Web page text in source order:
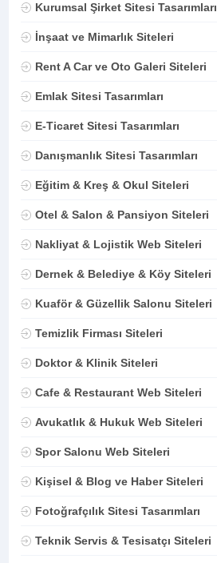
Kurumsal Şirket Sitesi Tasarımları
İnşaat ve Mimarlık Siteleri
Rent A Car ve Oto Galeri Siteleri
Emlak Sitesi Tasarımları
E-Ticaret Sitesi Tasarımları
Danışmanlık Sitesi Tasarımları
Eğitim & Kreş & Okul Siteleri
Otel & Salon & Pansiyon Siteleri
Nakliyat & Lojistik Web Siteleri
Dernek & Belediye & Köy Siteleri
Kuaför & Güzellik Salonu Siteleri
Temizlik Firması Siteleri
Doktor & Klinik Siteleri
Cafe & Restaurant Web Siteleri
Avukatlık & Hukuk Web Siteleri
Spor Salonu Web Siteleri
Kişisel & Blog ve Haber Siteleri
Fotoğrafçılık Sitesi Tasarımları
Teknik Servis & Tesisatçı Siteleri